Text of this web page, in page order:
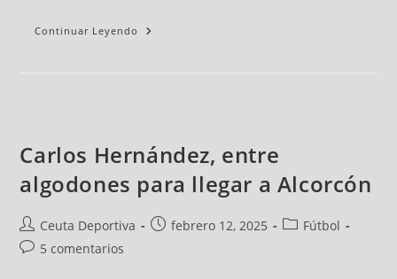
Continuar Leyendo
Carlos Hernández, entre
algodones para llegar a Alcorcón
Ceuta Deportiva febrero 12, 2025
Fútbol
5 comentarios